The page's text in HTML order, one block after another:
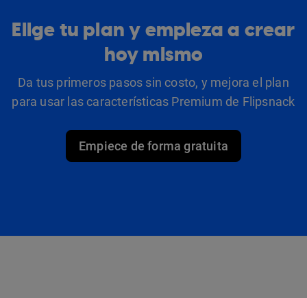
Elige tu plan y empieza a crear
hoy mismo
Da tus primeros pasos sin costo, y mejora el plan
para usar las características Premium de Flipsnack
Empiece de forma gratuita